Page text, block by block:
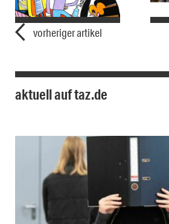
vorheriger artikel
aktuell auf taz.de